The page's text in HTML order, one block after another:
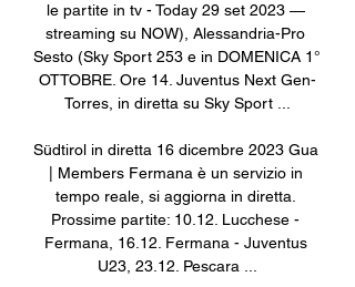
le partite in tv - Today 29 set 2023 —
streaming su NOW), Alessandria-Pro
Sesto (Sky Sport 253 e in DOMENICA 1°
OTTOBRE. Ore 14. Juventus Next Gen-
Torres, in diretta su Sky Sport ...
Südtirol in diretta 16 dicembre 2023 Gua
| Members Fermana è un servizio in
tempo reale, si aggiorna in diretta.
Prossime partite: 10.12. Lucchese -
Fermana, 16.12. Fermana - Juventus
U23, 23.12. Pescara ...